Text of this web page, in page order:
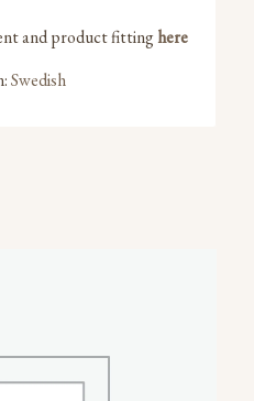
and product fittinghere
Swedish